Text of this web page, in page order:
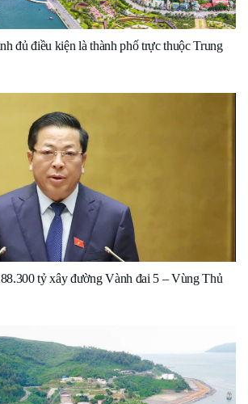
đủ điều kiện là thành phố trực thuộc Trung
tỷ xây đường Vành đai 5 – Vùng Thủ